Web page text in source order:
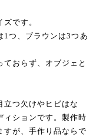
です。
1つ、ブラウンは3つあ
おらず、オブジェと
立つ欠けやヒビはな
ィションです。製作時
すが、手作り品ならで